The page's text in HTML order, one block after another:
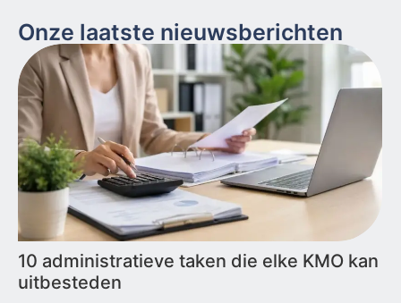
Onze laatste nieuwsberichten
10 administratieve taken die elke KMO kan
uitbesteden